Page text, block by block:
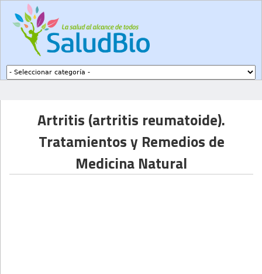
Artritis (artritis reumatoide).
Tratamientos y Remedios de
Medicina Natural